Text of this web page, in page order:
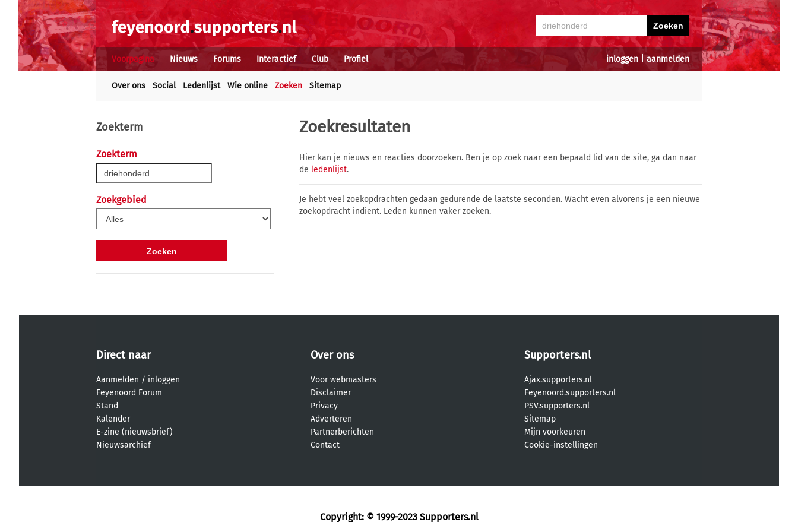
inloggen aanmelden
Voorpagina Nieuws Forums Interactief Club Profiel
Over ons Social Ledenlijst Wie online Zoeken Sitemap
Zoekterm
Zoekterm
Zoekgebied
Zoekresultaten
Hier kan je nieuws en reacties doorzoeken. Ben je op zoek naar een bepaald lid van de site, ga dan naar
de ledenlijst.
Je hebt veel zoekopdrachten gedaan gedurende de laatste seconden. Wacht even alvorens je een nieuwe
zoekopdracht indient. Leden kunnen vaker zoeken.
Direct naar
Aanmelden / inloggen
Feyenoord Forum
Stand
Kalender
E-zine (nieuwsbrief)
Nieuwsarchief
Over ons
Voor webmasters
Disclaimer
Privacy
Adverteren
Partnerberichten
Contact
Supporters.nl
Ajax.supporters.nl
Feyenoord.supporters.nl
PSV.supporters.nl
Sitemap
Mijn voorkeuren
Cookie-instellingen
Copyright: © 1999-2023 Supporters.nl